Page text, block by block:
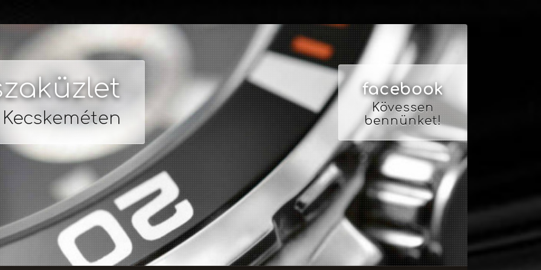
facebook
Kövessen
bennünket!